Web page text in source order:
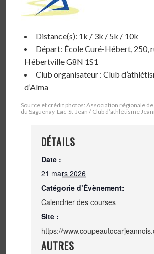
Distance(s): 1k / 3k / 5k / 10k
Départ: École Curé-Hébert, 250,
Hébertville G8N 1S1
Club organisateur : Club
d’Alma
Source et crédit photos: Association régionale
du Saguenay-Lac-St-Jean / Club d’athlétisme
DÉTAILS
Date :
21 mars 2026
Catégorie d’Évènement:
Calendrier des courses
Site :
https://
AUTRES